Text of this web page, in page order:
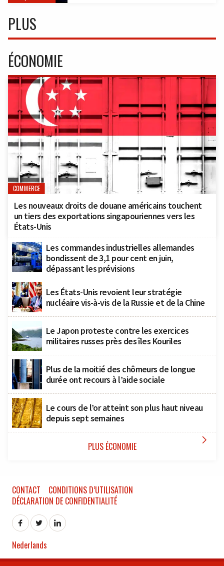
PLUS
ÉCONOMIE
COMMERCE
Les nouveaux droits de douane américains touchent
un tiers des exportations singapouriennes vers les
États-Unis
Les commandes industrielles allemandes
bondissent de 3,1 pour cent en juin,
dépassant les prévisions
Les États-Unis revoient leur stratégie
nucléaire vis-à-vis de la Russie et de la Chine
Le Japon proteste contre les exercices
militaires russes près des îles Kouriles
Plus de la moitié des chômeurs de longue
durée ont recours à l’aide sociale
Le cours de l’or atteint son plus haut niveau
depuis sept semaines
PLUS ÉCONOMIE 
CONTACT
CONDITIONS D’UTILISATION
DÉCLARATION DE CONFIDENTIALITÉ
Nederlands